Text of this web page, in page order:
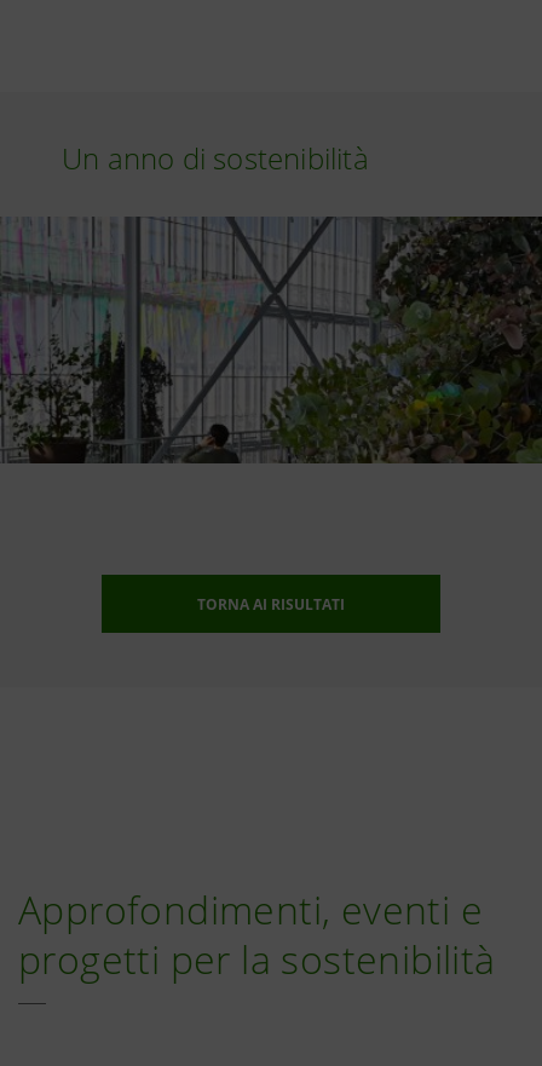
Un anno di sostenibilità
TORNA AI RISULTATI
Approfondimenti, eventi e
progetti per la sostenibilità